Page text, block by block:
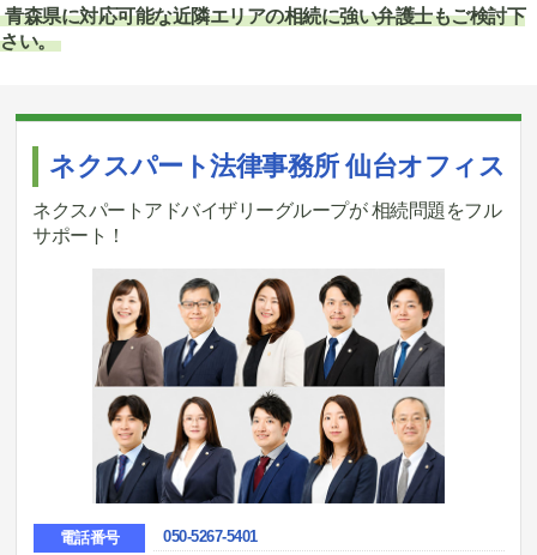
青森県に対応可能な近隣エリアの相続に強い弁護士もご検討下
さい。
ネクスパート法律事務所 仙台オフィス
ネクスパートアドバイザリーグループが 相続問題をフル
サポート！
電話番号 050-5267-5401